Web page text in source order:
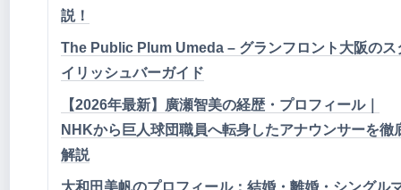
説！
The Public Plum Umeda – グランフロント大阪のス
イリッシュバーガイド
【2026年最新】廣瀬智美の経歴・プロフィール｜
NHKから巨人球団職員へ転身したアナウンサーを徹
解説
大和田美帆のプロフィール：結婚・離婚・シングル